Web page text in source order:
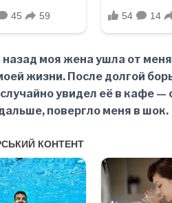
назад моя жена ушла от
жизни. После долгой
увидел её в кафе —
повергло меня в шок.